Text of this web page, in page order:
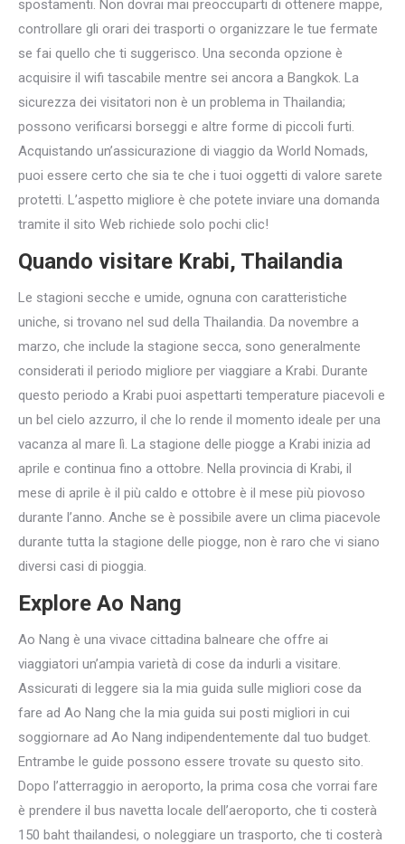
spostamenti. Non dovrai mai preoccuparti di ottenere mappe,
controllare gli orari dei trasporti o organizzare le tue fermate
se fai quello che ti suggerisco. Una seconda opzione è
acquisire il wifi tascabile mentre sei ancora a Bangkok. La
sicurezza dei visitatori non è un problema in Thailandia;
possono verificarsi borseggi e altre forme di piccoli furti.
Acquistando un’assicurazione di viaggio da World Nomads,
puoi essere certo che sia te che i tuoi oggetti di valore sarete
protetti. L’aspetto migliore è che potete inviare una domanda
tramite il sito Web richiede solo pochi clic!
Quando visitare Krabi, Thailandia
Le stagioni secche e umide, ognuna con caratteristiche
uniche, si trovano nel sud della Thailandia. Da novembre a
marzo, che include la stagione secca, sono generalmente
considerati il periodo migliore per viaggiare a Krabi. Durante
questo periodo a Krabi puoi aspettarti temperature piacevoli e
un bel cielo azzurro, il che lo rende il momento ideale per una
vacanza al mare lì. La stagione delle piogge a Krabi inizia ad
aprile e continua fino a ottobre. Nella provincia di Krabi, il
mese di aprile è il più caldo e ottobre è il mese più piovoso
durante l’anno. Anche se è possibile avere un clima piacevole
durante tutta la stagione delle piogge, non è raro che vi siano
diversi casi di pioggia.
Explore Ao Nang
Ao Nang è una vivace cittadina balneare che offre ai
viaggiatori un’ampia varietà di cose da indurli a visitare.
Assicurati di leggere sia la mia guida sulle migliori cose da
fare ad Ao Nang che la mia guida sui posti migliori in cui
soggiornare ad Ao Nang indipendentemente dal tuo budget.
Entrambe le guide possono essere trovate su questo sito.
Dopo l’atterraggio in aeroporto, la prima cosa che vorrai fare
è prendere il bus navetta locale dell’aeroporto, che ti costerà
150 baht thailandesi, o noleggiare un trasporto, che ti costerà